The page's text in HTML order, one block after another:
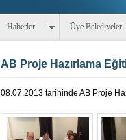
Haberler Üye Belediyeler
AB Proje Hazırlama
08.07.2013 tarihinde AB Proje